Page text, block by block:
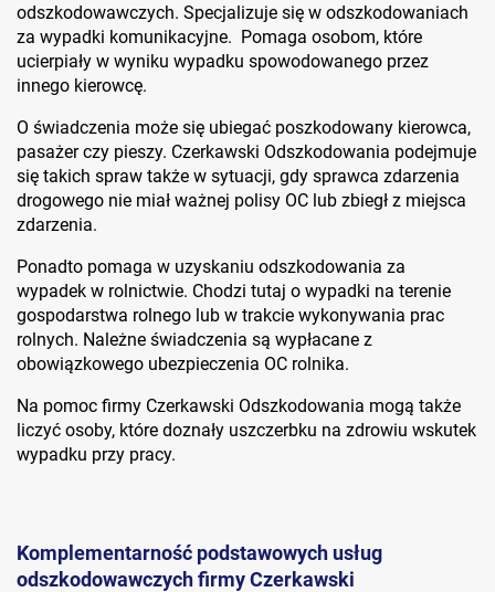
odszkodowawczych. Specjalizuje się w odszkodowaniach
za wypadki komunikacyjne. Pomaga osobom, które
ucierpiały w wyniku wypadku spowodowanego przez
innego kierowcę.
O świadczenia może się ubiegać poszkodowany kierowca,
pasażer czy pieszy. Czerkawski Odszkodowania podejmuje
się takich spraw także w sytuacji, gdy sprawca zdarzenia
drogowego nie miał ważnej polisy OC lub zbiegł z miejsca
zdarzenia.
Ponadto pomaga w uzyskaniu odszkodowania za
wypadek w rolnictwie. Chodzi tutaj o wypadki na terenie
gospodarstwa rolnego lub w trakcie wykonywania prac
rolnych. Należne świadczenia są wypłacane z
obowiązkowego ubezpieczenia OC rolnika.
Na pomoc firmy Czerkawski Odszkodowania mogą także
liczyć osoby, które doznały uszczerbku na zdrowiu wskutek
wypadku przy pracy.
Komplementarność podstawowych usług
odszkodowawczych firmy Czerkawski